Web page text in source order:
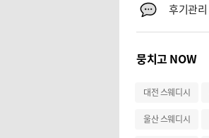
후기관리
뭉치고 NOW
대전 스웨디시
울산 스웨디시